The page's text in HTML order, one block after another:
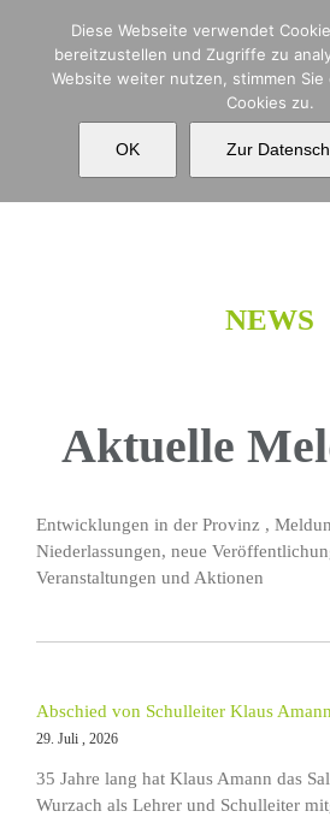
springen
Home
NEWS
Aktuelle
Entwicklungen in der Provinz ,
Niederlassungen, neue
Veranstaltungen und Aktionen
Abschied von Schulleiter Klaus Amann
29. Juli , 2026
35 Jahre lang hat Klaus Amann das
Wurzach als Lehrer und Schulleiter
Diese Webseite verwendet
bereitzustellen und Zugriffe zu
Website weiter nutzen, stimmen
Cookies zu.
OK Zur